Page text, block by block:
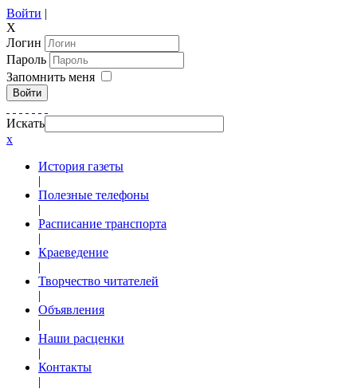
Войти |
X
Логин
Пароль
Запомнить меня
Войти
Искать
x
История газеты
|
Полезные телефоны
|
Расписание транспорта
|
Краеведение
|
Творчество читателей
|
Объявления
|
Наши расценки
|
Контакты
|